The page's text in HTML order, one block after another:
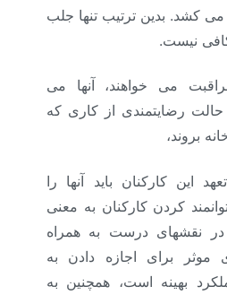
کشد. بدین ترتیب تنها جلب
نیست.
می خواهند، آنها می
حالت رضایتمندی از کاری که
بروند،
این کارکنان باید آنها را
توانمند کردن کارکنان به معنی
نقشهای درست به همراه
موثر برای اجازه دادن به
بهینه است، همچنین به